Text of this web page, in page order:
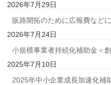
2026年7月29日
販路開拓のために広報費など
2026年7月24日
小規模事業者持続化補助金＜
2025年7月10日
2025年中小企業成長加速化補